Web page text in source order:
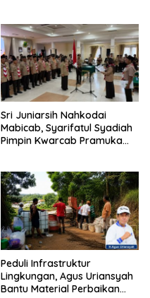
Sri Juniarsih Nahkodai
Mabicab, Syarifatul Syadiah
Pimpin Kwarcab Pramuka
Peduli Infrastruktur
Lingkungan, Agus Uriansyah
Bantu Material Perbaikan